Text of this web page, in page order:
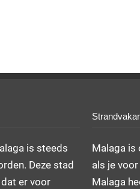
is steeds
Deze stad
er voor
Malaga is
als je
Malaga